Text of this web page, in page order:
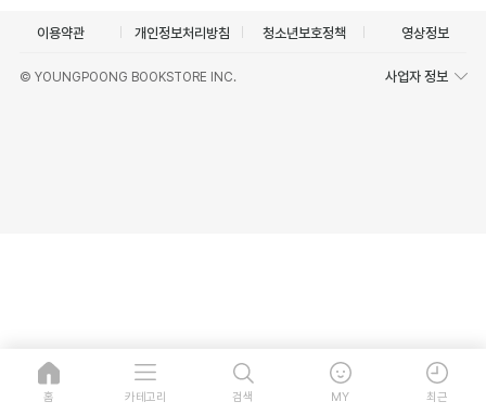
이용약관 개인정보처리방침 청소년보호정책 영상정보
© YOUNGPOONG BOOKSTORE INC. 사업자 정보
홈 카테고리 검색 MY 최근